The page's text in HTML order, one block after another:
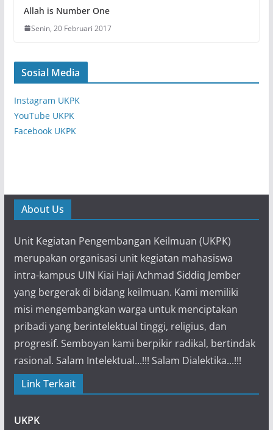
Allah is Number One
Senin, 20 Februari 2017
Sosial Media
Instagram UKPK
YouTube UKPK
Facebook UKPK
About Us
Unit Kegiatan Pengembangan Keilmuan (UKPK)
merupakan organisasi unit kegiatan mahasiswa
intra-kampus UIN Kiai Haji Achmad Siddiq Jember
yang bergerak di bidang keilmuan. Kami memiliki
misi mengembangkan warga untuk menciptakan
pribadi yang berintelektual tinggi, religius, dan
progresif. Semboyan kami berpikir radikal, bertindak
rasional. Salam Intelektual...!!! Salam Dialektika...!!!
Link Terkait
UKPK